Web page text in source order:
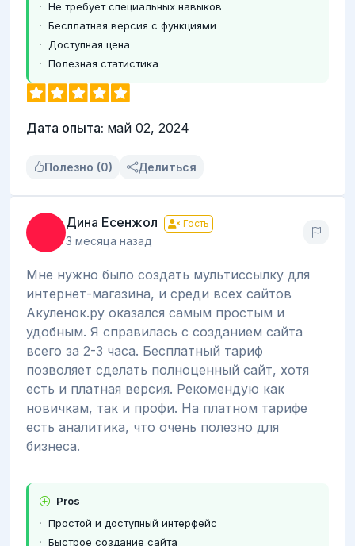
Не требует специальных навыков
Бесплатная версия с функциями
Доступная цена
Полезная статистика
Дата опыта: май 02, 2024
Полезно (0) Делиться
Дина Есенжол Гость
3 месяца назад
Мне нужно было создать мультиссылку для
интернет-магазина, и среди всех сайтов
Акуленок.ру оказался самым простым и
удобным. Я справилась с созданием сайта
всего за 2-3 часа. Бесплатный тариф
позволяет сделать полноценный сайт, хотя
есть и платная версия. Рекомендую как
новичкам, так и профи. На платном тарифе
есть аналитика, что очень полезно для
бизнеса.
Pros
Простой и доступный интерфейс
Быстрое создание сайта